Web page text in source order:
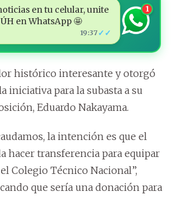
en tu celular, unite
en WhatsApp 🤩
19:37 ✓✓
1
histórico interesante y otorgó
iniciativa para la subasta a su
Eduardo Nakayama.
la intención es que el
hacer transferencia para equipar
Colegio Técnico Nacional”,
que sería una donación para